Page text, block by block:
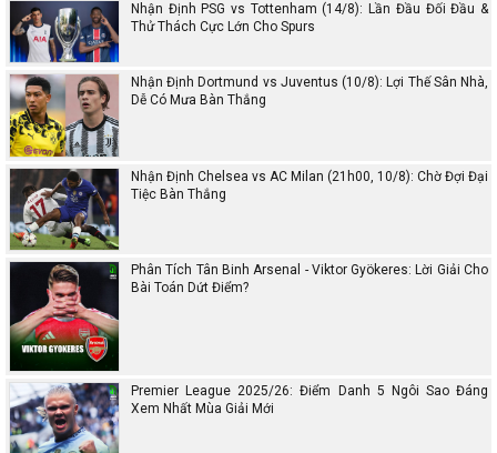
Nhận Định PSG vs Tottenham (14/8): Lần Đầu Đối Đầu &
Thử Thách Cực Lớn Cho Spurs
Nhận Định Dortmund vs Juventus (10/8): Lợi Thế Sân Nhà,
Dễ Có Mưa Bàn Thắng
Nhận Định Chelsea vs AC Milan (21h00, 10/8): Chờ Đợi Đại
Tiệc Bàn Thắng
Phân Tích Tân Binh Arsenal - Viktor Gyökeres: Lời Giải Cho
Bài Toán Dứt Điểm?
Premier League 2025/26: Điểm Danh 5 Ngôi Sao Đáng
Xem Nhất Mùa Giải Mới